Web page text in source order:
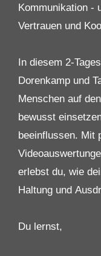
Kommunikation -
Vertrauen und
In diesem 2-
Dorenkamp und
Menschen auf
bewusst
beeinflussen. Mit
erlebst du, wie
Haltung und
Du lernst,